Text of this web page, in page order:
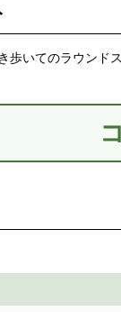
歩いてのラウンド